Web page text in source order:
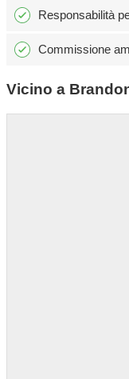
Responsabilità
Commissione
Vicino a